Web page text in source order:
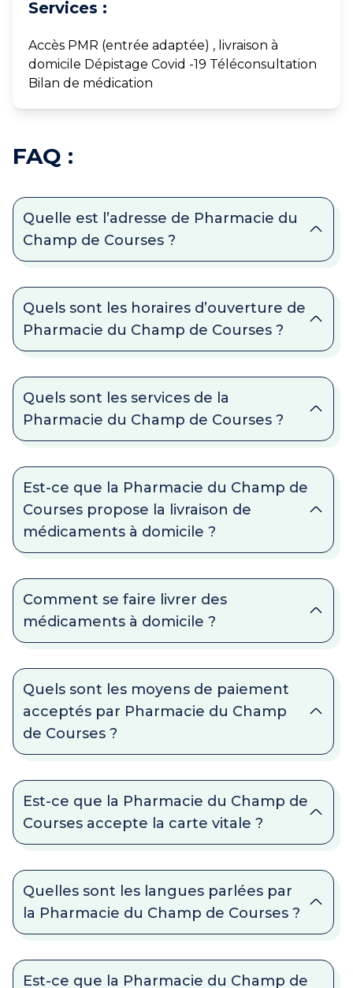
Services :
Accès PMR (entrée adaptée) , livraison à
domicile Dépistage Covid -19 Téléconsultation
Bilan de médication
FAQ :
Quelle est l’adresse de Pharmacie du
Champ de Courses ?
Quels sont les horaires d’ouverture de
Pharmacie du Champ de Courses ?
Quels sont les services de la
Pharmacie du Champ de Courses ?
Est-ce que la Pharmacie du Champ de
Courses propose la livraison de
médicaments à domicile ?
Comment se faire livrer des
médicaments à domicile ?
Quels sont les moyens de paiement
acceptés par Pharmacie du Champ
de Courses ?
Est-ce que la Pharmacie du Champ de
Courses accepte la carte vitale ?
Quelles sont les langues parlées par
la Pharmacie du Champ de Courses ?
Est-ce que la Pharmacie du Champ de